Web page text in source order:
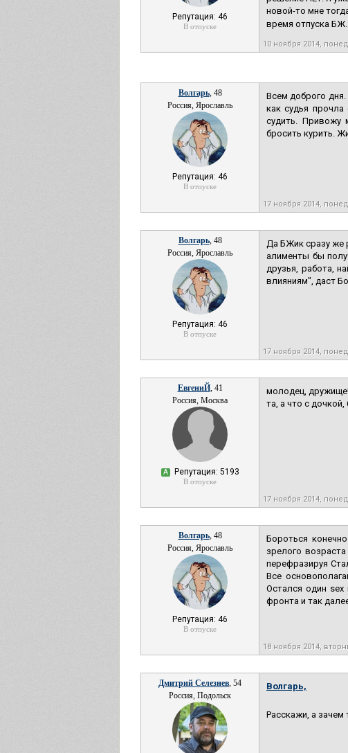
Репутация: 46
В отпуске
новой-то мне
время отпуска БЖ.
10 ноября 2014,
Волгарь, 48
Россия, Ярославль
Репутация: 46
В отпуске
Всем доброго
как судья
судить. Привожу
бросить курить.
17 ноября 2014,
Волгарь, 48
Россия, Ярославль
Репутация: 46
В отпуске
Да БЖик сразу же
алименты бы
друзья, работа,
влияниям", даст
17 ноября 2014,
ЕвгениЙ, 41
Россия, Москва
А Репутация: 5193
В отпуске
молодец,
та, а что с
17 ноября 2014,
Волгарь, 48
Россия, Ярославль
Репутация: 46
В отпуске
Бороться
зрелого
перефразируя
Все
Остался один
фронта и так
18 ноября 2014,
Дмитрий Селезнев, 54
Россия, Подольск
Волгарь,
Расскажи, а